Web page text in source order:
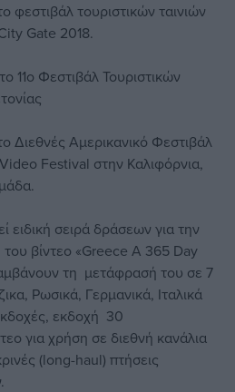
τουριστικών ταινιών
Gate 2018.
11ο Φεστιβάλ Τουριστικών
Διεθνές Αμερικανικό Φεστιβάλ
Festival στην Καλιφόρνια,
ειδική σειρά δράσεων για την
βίντεο «Greece A 365 Day
τη μετάφρασή του σε 7
Ρωσικά, Γερμανικά, Ιταλικά
εκδοχή 30
για χρήση σε διεθνή κανάλια
(long-haul) πτήσεις